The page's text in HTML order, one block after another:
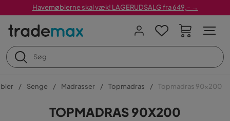
Havemøblerne skal væk! LAGERUDSALG fra 649,- →
Senge Madrasser Topmadras Topmadras 90x200
TOPMADRAS 90X200